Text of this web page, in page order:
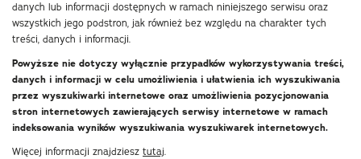
danych lub informacji dostępnych w ramach niniejszego serwisu oraz
wszystkich jego podstron, jak również bez względu na charakter tych
treści, danych i informacji.
Powyższe nie dotyczy wyłącznie przypadków wykorzystywania treści,
danych i informacji w celu umożliwienia i ułatwienia ich wyszukiwania
przez wyszukiwarki internetowe oraz umożliwienia pozycjonowania
stron internetowych zawierających serwisy internetowe w ramach
indeksowania wyników wyszukiwania wyszukiwarek internetowych.
Więcej informacji znajdziesz tutaj.